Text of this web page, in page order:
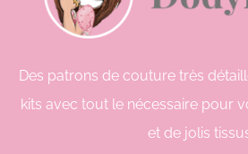
Des patrons de couture très
kits avec tout le nécessaire pour
et de jolis